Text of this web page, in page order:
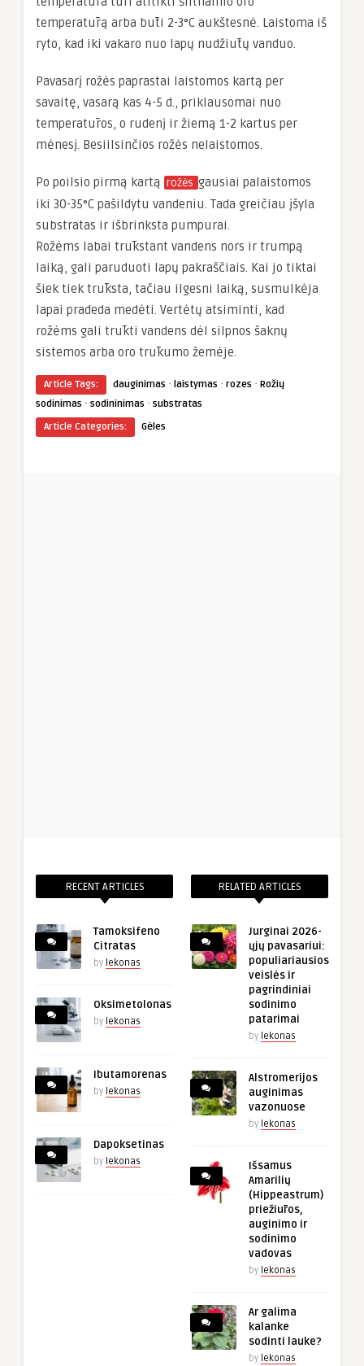
temperatūrą arba būti 2-3°C aukštesnė. Laistoma iš
ryto, kad iki vakaro nuo lapų nudžiūtų vanduo.
Pavasarį rožės paprastai laistomos kartą per
savaitę, vasarą kas 4-5 d., priklausomai nuo
temperatūros, o rudenį ir žiemą 1-2 kartus per
mėnesį. Besiilsinčios rožės nelaistomos.
Po poilsio pirmą kartą rožės gausiai palaistomos
iki 30-35°C pašildytu vandeniu. Tada greičiau įšyla
substratas ir išbrinksta pumpurai.
Rožėms labai trūkstant vandens nors ir trumpą
laiką, gali paruduoti lapų pakraščiais. Kai jo tiktai
šiek tiek trūksta, tačiau ilgesni laiką, susmulkėja
lapai pradeda medėti. Vertėtų atsiminti, kad
rožėms gali trūkti vandens dėl silpnos šaknų
sistemos arba oro trūkumo žemėje.
Article Tags: dauginimas · laistymas · rozes · Rožių
sodinimas · sodininimas · substratas
Article Categories:
Gėles
RECENT ARTICLES
Tamoksifeno
Citratas
by lekonas
Oksimetolonas
by lekonas
Ibutamorenas
by lekonas
Dapoksetinas
by lekonas
RELATED ARTICLES
Jurginai 2026-
ųjų pavasariui:
populiariausios
veislės ir
pagrindiniai
sodinimo
patarimai
by lekonas
Alstromerijos
auginimas
vazonuose
by lekonas
Išsamus
Amarilių
(Hippeastrum)
priežiūros,
auginimo ir
sodinimo
vadovas
by lekonas
Ar galima
kalanke
sodinti lauke?
by lekonas